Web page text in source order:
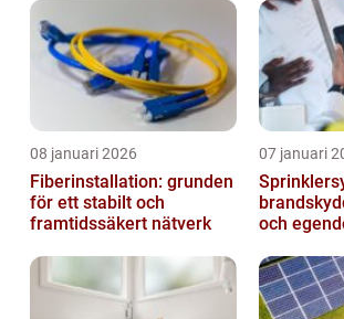
08 januari 2026
Fiberinstallation: grunden
för ett stabilt och
framtidssäkert nätverk
07 januari
och